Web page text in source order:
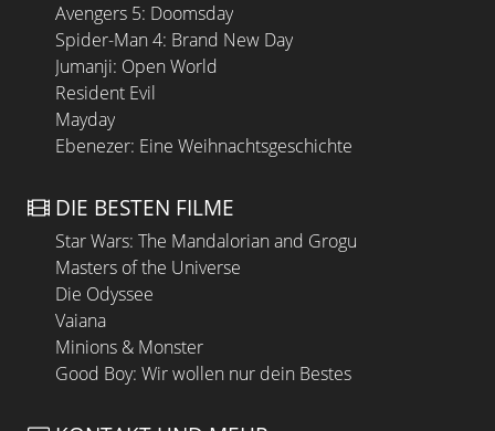
Avengers 5: Doomsday
Spider-Man 4: Brand New Day
Jumanji: Open World
Resident Evil
Mayday
Ebenezer: Eine Weihnachtsgeschichte
DIE BESTEN FILME
Star Wars: The Mandalorian and Grogu
Masters of the Universe
Die Odyssee
Vaiana
Minions & Monster
Good Boy: Wir wollen nur dein Bestes